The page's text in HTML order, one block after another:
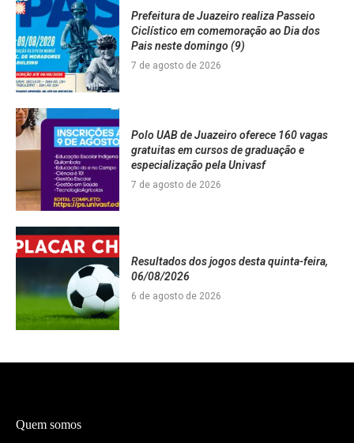
Prefeitura de Juazeiro realiza Passeio
Ciclístico em comemoração ao Dia dos
Pais neste domingo (9)
7 de agosto de 2026
Polo UAB de Juazeiro oferece 160 vagas
gratuitas em cursos de graduação e
especialização pela Univasf
7 de agosto de 2026
Resultados dos jogos desta quinta-feira,
06/08/2026
6 de agosto de 2026
Quem somos